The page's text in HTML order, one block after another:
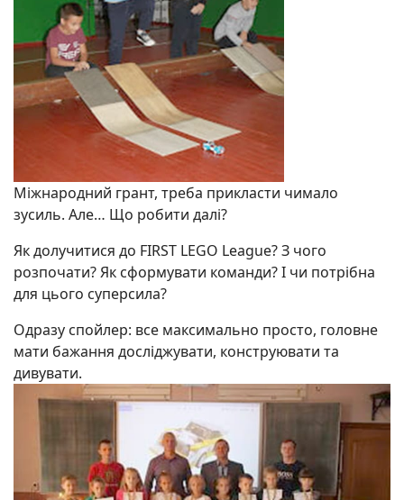
Міжнародний грант, треба прикласти чимало
зусиль. Але… Що робити далі?
Як долучитися до FIRST LEGO League? З чого
розпочати? Як сформувати команди? І чи потрібна
для цього суперсила?
Одразу спойлер: все максимально просто, головне
мати бажання досліджувати, конструювати та
дивувати.